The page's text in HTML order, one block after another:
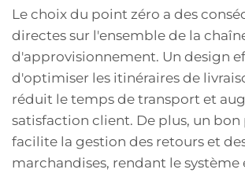
Le choix du point zéro a des
directes sur l'ensemble de la
d'approvisionnement. Un design
d'optimiser les itinéraires de
réduit le temps de transport et
satisfaction client. De plus, un bon
facilite la gestion des retours et
marchandises, rendant le système